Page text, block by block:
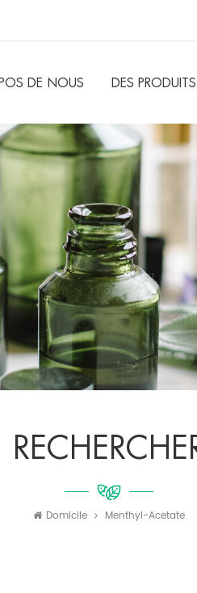
DE NOUS DES PRODUITS
Domicile Menthyl-Acetate